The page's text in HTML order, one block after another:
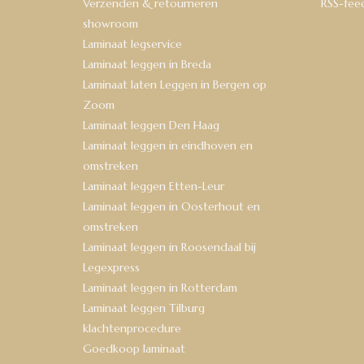
Verzenden & retourneren
showroom
Laminaat legservice
Laminaat leggen in Breda
Laminaat laten Leggen in Bergen op
Zoom
Laminaat leggen Den Haag
Laminaat leggen in eindhoven en
omstreken
Laminaat leggen Etten-Leur
Laminaat leggen in Oosterhout en
omstreken
Laminaat leggen in Roosendaal bij
Legexpress
Laminaat leggen in Rotterdam
Laminaat leggen Tilburg
klachtenprocedure
Goedkoop laminaat
RSS-